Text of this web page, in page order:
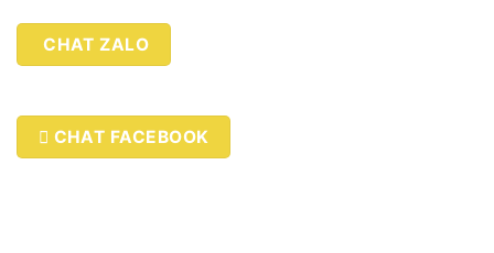
lộc
001CHAT ZALO
CHAT FACEBOOK